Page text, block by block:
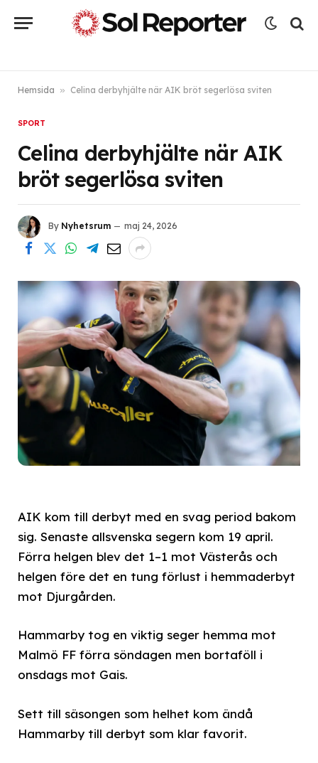
Hemsida » Celina derbyhjälte när AIK bröt segerlösa sviten
SPORT
Celina derbyhjälte när AIK
bröt segerlösa sviten
By Nyhetsrum maj 24, 2026
AIK kom till derbyt med en svag period bakom
sig. Senaste allsvenska segern kom 19 april.
Förra helgen blev det 1–1 mot Västerås och
helgen före det en tung förlust i hemmaderbyt
mot Djurgården.
Hammarby tog en viktig seger hemma mot
Malmö FF förra söndagen men bortaföll i
onsdags mot Gais.
Sett till säsongen som helhet kom ändå
Hammarby till derbyt som klar favorit.